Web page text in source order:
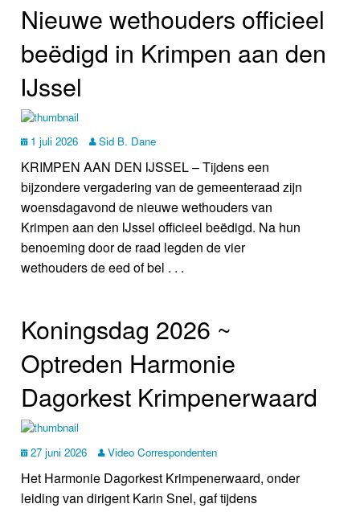
Nieuwe wethouders officieel
beëdigd in Krimpen aan den
IJssel
1 juli 2026 Sid B. Dane
KRIMPEN AAN DEN IJSSEL – Tijdens een
bijzondere vergadering van de gemeenteraad zijn
woensdagavond de nieuwe wethouders van
Krimpen aan den IJssel officieel beëdigd. Na hun
benoeming door de raad legden de vier
wethouders de eed of bel . . .
Koningsdag 2026 ~
Optreden Harmonie
Dagorkest Krimpenerwaard
27 juni 2026 Video Correspondenten
Het Harmonie Dagorkest Krimpenerwaard, onder
leiding van dirigent Karin Snel, gaf tijdens